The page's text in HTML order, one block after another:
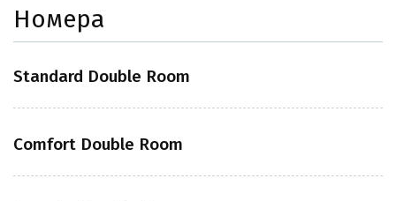
Номера
Standard Double Room
Comfort Double Room